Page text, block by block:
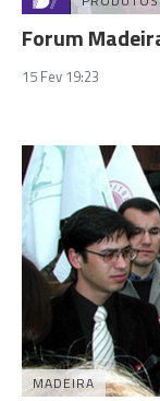
Forum
15 Fev 19:23
MADEIRA